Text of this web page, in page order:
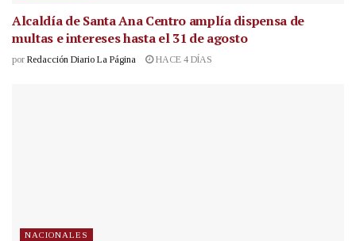
Alcaldía de Santa Ana Centro amplía dispensa de
multas e intereses hasta el 31 de agosto
por Redacción Diario La Página HACE 4 DÍAS
NACIONALES